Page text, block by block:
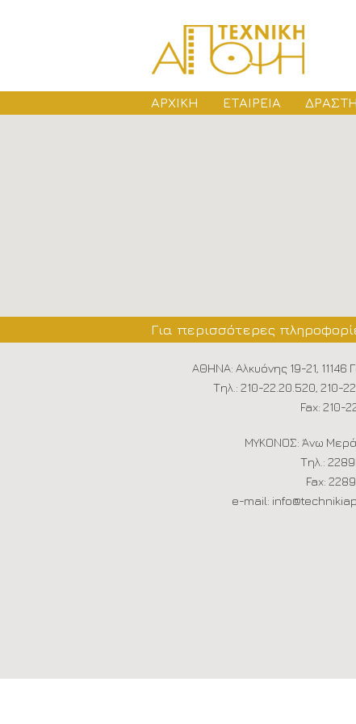
ΑΡΧΙΚΗ ΕΤΑΙΡΕΙΑ
Για περισσότερες
ΑΘΗΝΑ: Αλκυόνης 19-21, 11146
Tηλ.: 210-22.20.520, 210-
Fax: 210-
ΜΥΚΟΝΟΣ: Άνω
Tηλ.:
Fax:
e-mail: